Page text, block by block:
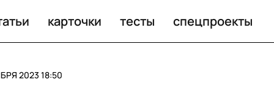
карточки тесты спецпроекты
2023 18:50